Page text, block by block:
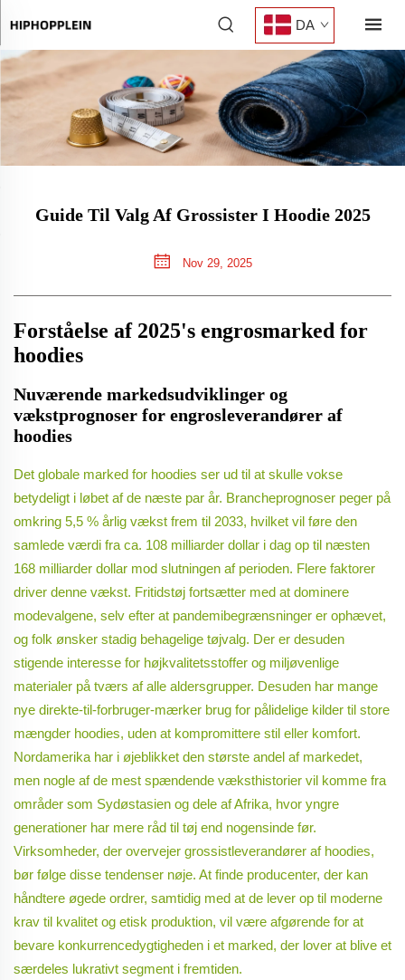
DA
Guide Til Valg Af Grossister I Hoodie 2025
Nov 29, 2025
Forståelse af 2025's engrosmarked for
hoodies
Nuværende markedsudviklinger og
vækstprognoser for engrosleverandører af
hoodies
Det globale marked for hoodies ser ud til at skulle vokse
betydeligt i løbet af de næste par år. Brancheprognoser peger på
omkring 5,5 % årlig vækst frem til 2033, hvilket vil føre den
samlede værdi fra ca. 108 milliarder dollar i dag op til næsten
168 milliarder dollar mod slutningen af perioden. Flere faktorer
driver denne vækst. Fritidstøj fortsætter med at dominere
modevalgene, selv efter at pandemibegrænsninger er ophævet,
og folk ønsker stadig behagelige tøjvalg. Der er desuden
stigende interesse for højkvalitetsstoffer og miljøvenlige
materialer på tværs af alle aldersgrupper. Desuden har mange
nye direkte-til-forbruger-mærker brug for pålidelige kilder til store
mængder hoodies, uden at kompromittere stil eller komfort.
Nordamerika har i øjeblikket den største andel af markedet,
men nogle af de mest spændende væksthistorier vil komme fra
områder som Sydøstasien og dele af Afrika, hvor yngre
generationer har mere råd til tøj end nogensinde før.
Virksomheder, der overvejer grossistleverandører af hoodies,
bør følge disse tendenser nøje. At finde producenter, der kan
håndtere øgede ordrer, samtidig med at de lever op til moderne
krav til kvalitet og etisk produktion, vil være afgørende for at
bevare konkurrencedygtigheden i et marked, der lover at blive et
særdeles lukrativt segment i fremtiden.